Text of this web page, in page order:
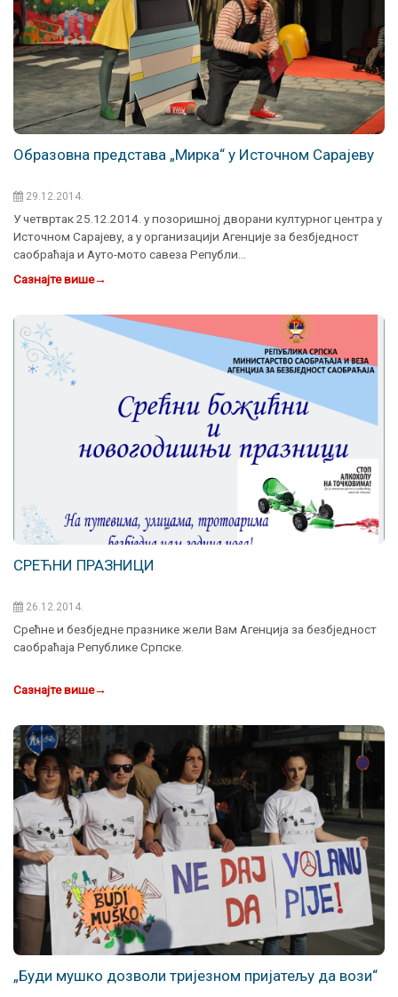
Образовна представа „Мирка“ у Источном Сарајеву
29.12.2014.
У четвртак 25.12.2014. у позоришној дворани културног центра у
Источном Сарајеву, а у организацији Агенције за безбједност
саобраћаја и Ауто-мото савеза Републи…
Сазнајте више→
СРЕЋНИ ПРАЗНИЦИ
26.12.2014.
Срећне и безбједне празнике жели Вам Агенција за безбједност
саобраћаја Републике Српске.
Сазнајте више→
„Буди мушко дозволи тријезном пријатељу да вози“